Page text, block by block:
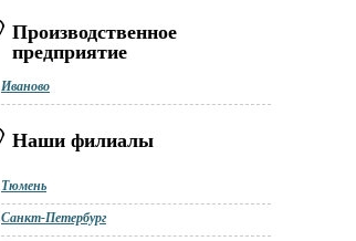
Производственное
предприятие
Иваново
Наши филиалы
Тюмень
Санкт-Петербург